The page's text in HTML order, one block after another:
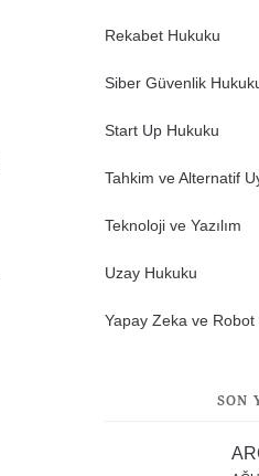
Rekabet Hukuku
Siber Güvenlik
Start Up Hukuku
Tahkim ve Alternatif
Teknoloji ve Yazılım
Uzay Hukuku
Yapay Zeka ve Robot
SON